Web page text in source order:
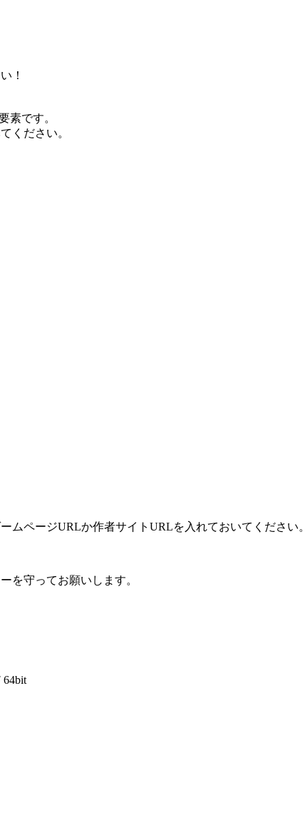
！
です。
ください。
ムページURLか作者サイトURLを入れておいてください。
を守ってお願いします。
64bit